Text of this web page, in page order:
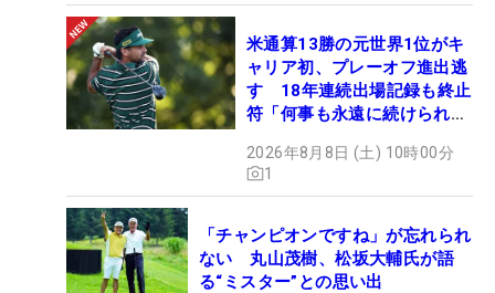
米通算13勝の元世界1位がキ
ャリア初、プレーオフ進出逃
す 18年連続出場記録も終止
符「何事も永遠に続けられな
2026年8月8日 (土) 10時00分
1
「チャンピオンですね」が忘れられ
ない 丸山茂樹、松坂大輔氏が語
る“ミスター”との思い出